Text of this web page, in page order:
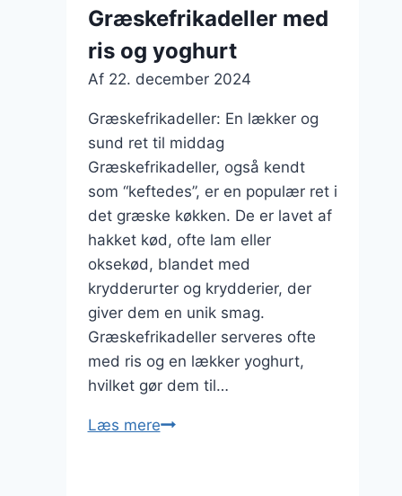
Græskefrikadeller med
ris og yoghurt
Af 22. december 2024
Græskefrikadeller: En lækker og
sund ret til middag
Græskefrikadeller, også kendt
som “keftedes”, er en populær ret i
det græske køkken. De er lavet af
hakket kød, ofte lam eller
oksekød, blandet med
krydderurter og krydderier, der
giver dem en unik smag.
Græskefrikadeller serveres ofte
med ris og en lækker yoghurt,
hvilket gør dem til…
Læs mereGræskefrikadeller